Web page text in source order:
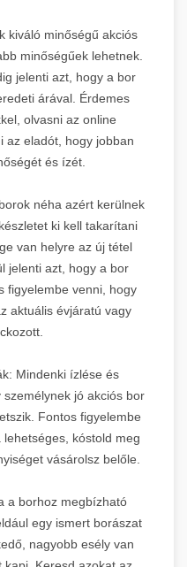
kiváló minőségű akciós
minőségűek lehetnek.
jelenti azt, hogy a bor
árával. Érdemes
olvasni az online
az eladót, hogy jobban
és ízét.
néha azért kerülnek
ki kell takarítani
van helyre az új tétel
jelenti azt, hogy a bor
figyelembe venni, hogy
aktuális évjáratú vagy
Mindenki ízlése és
jó akciós bor
Fontos figyelembe
kóstold meg
vásárolsz belőle.
a borhoz megbízható
egy ismert borászat
nagyobb esély van